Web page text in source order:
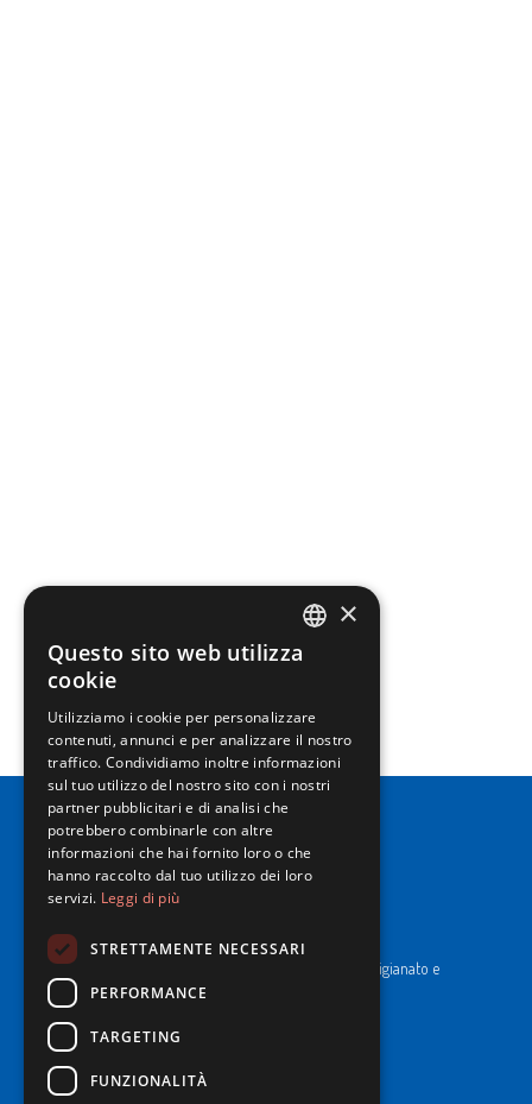
CF e P. Iva 00183410653 / REA di RE n°277595.
Ufficio del Registro: Camera di Commercio Industria Artigianato e
Agricoltura di Reggio Emilia.
Cap. Soc. € 43.935.050,00 i.v.
Privacy Policy
×
Questo sito web utilizza
cookie
Utilizziamo i cookie per personalizzare
contenuti, annunci e per analizzare il nostro
traffico. Condividiamo inoltre informazioni
sul tuo utilizzo del nostro sito con i nostri
partner pubblicitari e di analisi che
potrebbero combinarle con altre
informazioni che hai fornito loro o che
hanno raccolto dal tuo utilizzo dei loro
servizi. Leggi di più
STRETTAMENTE NECESSARI
PERFORMANCE
TARGETING
FUNZIONALITÀ